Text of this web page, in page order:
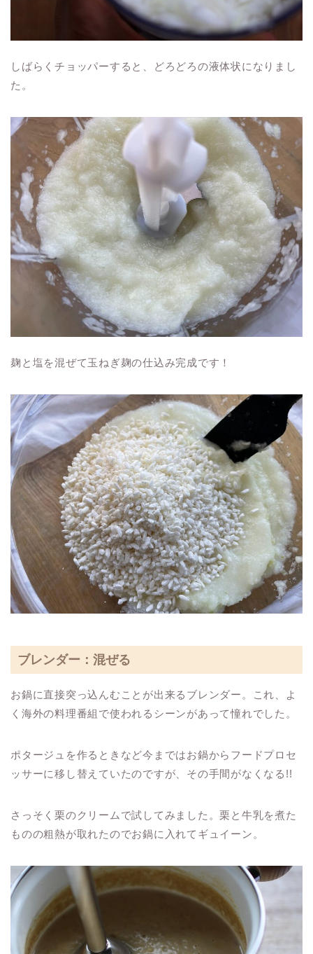
しばらくチョッパーすると、どろどろの液体状になりまし
た。
麹と塩を混ぜて玉ねぎ麹の仕込み完成です！
ブレンダー：混ぜる
お鍋に直接突っ込んむことが出来るブレンダー。これ、よ
く海外の料理番組で使われるシーンがあって憧れでした。
ポタージュを作るときなど今まではお鍋からフードプロセ
ッサーに移し替えていたのですが、その手間がなくなる!!
さっそく栗のクリームで試してみました。栗と牛乳を煮た
ものの粗熱が取れたのでお鍋に入れてギュイーン。